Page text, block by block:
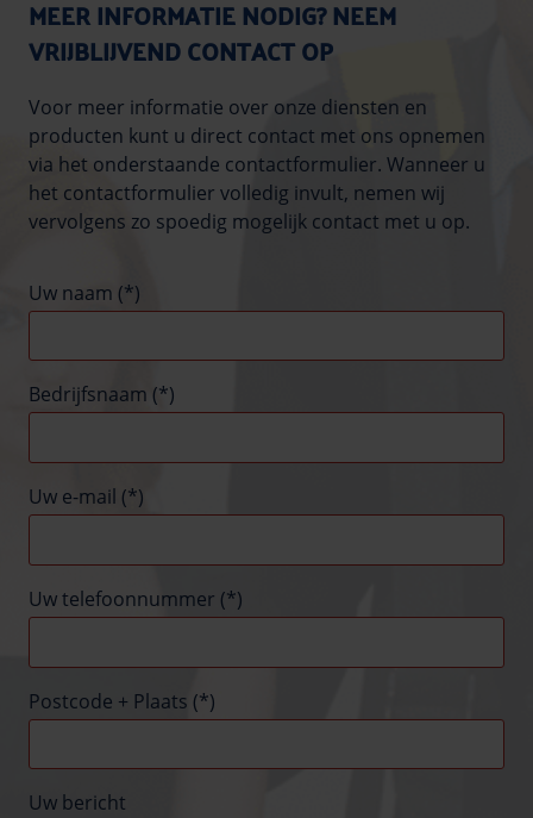
MEER INFORMATIE NODIG? NEEM
VRIJBLIJVEND CONTACT OP
Voor meer informatie over onze diensten en
producten kunt u direct contact met ons opnemen
via het onderstaande contactformulier. Wanneer u
het contactformulier volledig invult, nemen wij
vervolgens zo spoedig mogelijk contact met u op.
Uw naam (*)
Bedrijfsnaam (*)
Uw e-mail (*)
Uw telefoonnummer (*)
Postcode + Plaats (*)
Uw bericht